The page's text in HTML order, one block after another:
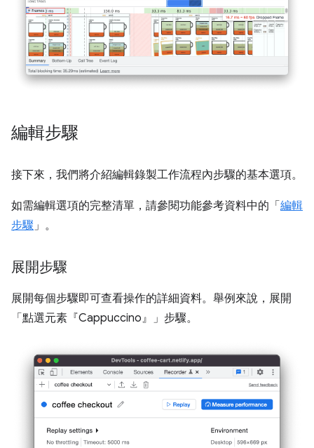
編輯步驟
接下來，我們將介紹編輯錄製工作流程內步驟的基本選項。
如需編輯選項的完整清單，請參閱功能參考資料中的「編輯
步驟 」。
展開步驟
展開每個步驟即可查看操作的詳細資料。舉例來說，展開
「點選元素『Cappuccino』」 步驟。